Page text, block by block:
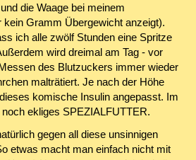
die Waage bei meinem
kein Gramm Übergewicht anzeigt).
ich alle zwölf Stunden eine Spritze
wird dreimal am Tag - vor
des Blutzuckers immer wieder
malträtiert. Je nach der Höhe
komische Insulin angepasst. Im
ekliges SPEZIALFUTTER.
gegen all diese unsinnigen
etwas macht man einfach nicht mit